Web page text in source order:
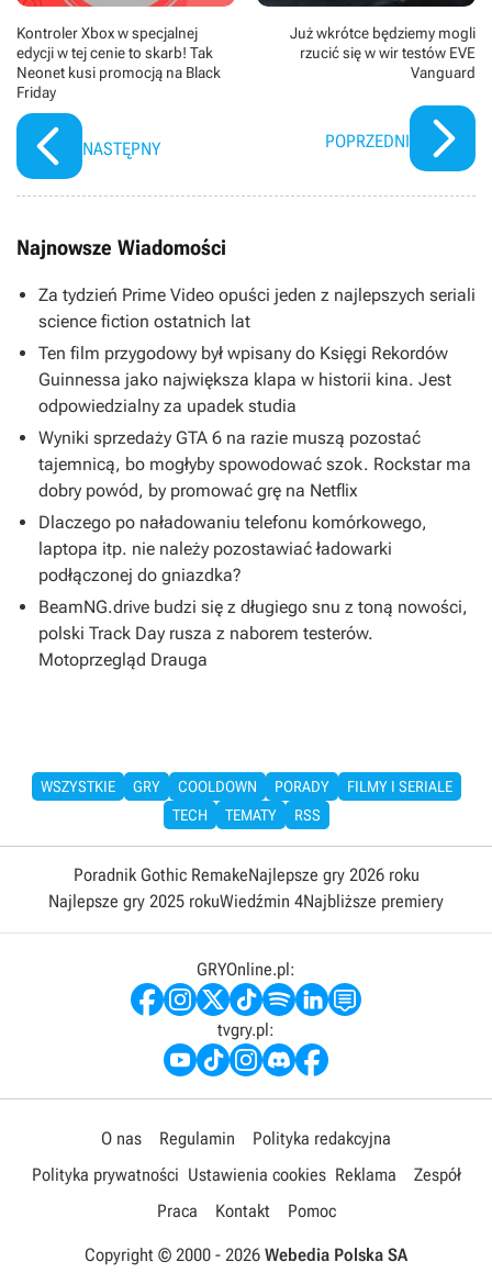
Kontroler Xbox w specjalnej
edycji w tej cenie to skarb! Tak
Neonet kusi promocją na Black
Friday
NASTĘPNY
Już wkrótce będziemy mogli
rzucić się w wir testów EVE
Vanguard
POPRZEDNI
Najnowsze Wiadomości
Za tydzień Prime Video opuści jeden z najlepszych seriali
science fiction ostatnich lat
Ten film przygodowy był wpisany do Księgi Rekordów
Guinnessa jako największa klapa w historii kina. Jest
odpowiedzialny za upadek studia
Wyniki sprzedaży GTA 6 na razie muszą pozostać
tajemnicą, bo mogłyby spowodować szok. Rockstar ma
dobry powód, by promować grę na Netflix
Dlaczego po naładowaniu telefonu komórkowego,
laptopa itp. nie należy pozostawiać ładowarki
podłączonej do gniazdka?
BeamNG.drive budzi się z długiego snu z toną nowości,
polski Track Day rusza z naborem testerów.
Motoprzegląd Drauga
WSZYSTKIE GRY COOLDOWN PORADY
FILMY I SERIALE
TECH
TEMATY RSS
Poradnik Gothic RemakeNajlepsze gry 2026 roku
Najlepsze gry 2025 rokuWiedźmin 4Najbliższe premiery
GRYOnline.pl:
tvgry.pl:
O nas Regulamin
Polityka redakcyjna
Polityka prywatności Ustawienia cookies Reklama
Zespół
Praca
Kontakt Pomoc
Copyright © 2000 - 2026 Webedia Polska SA